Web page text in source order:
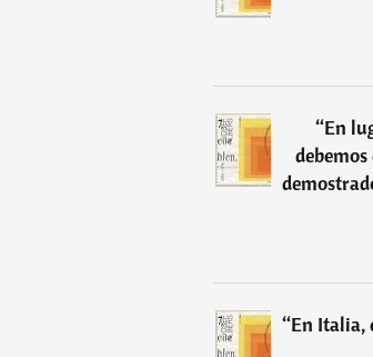
“En
“En Italia,